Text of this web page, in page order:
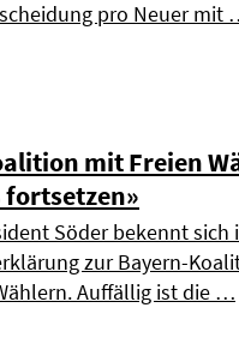
pro Neuer mit
mit Freien
fortsetzen»
Söder bekennt sich
zur Bayern-
Auffällig ist die …